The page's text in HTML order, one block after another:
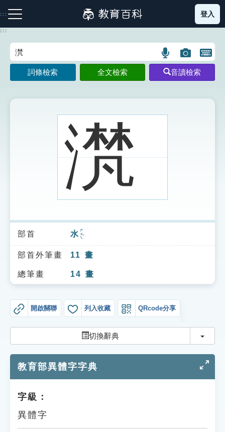
到
主
:::
注音索引圖示 筆畫索引圖示 部首索引表圖示
索引選單
知識索引
單字索引
遊戲專區
教學應用
貓頭鷹博士
登入
:::
語
言
搜
示
圖
片
搜
開
鍵
圖
詞條檢索 全文檢索 音讀檢索
滼
部首 水 ㄕㄨㄟˇ
部首外筆畫 11 畫
總筆畫 14 畫
開啟關聯 列入收藏 QRcode分享
切換辭典 切換
教育部異體字字典
字級：
異體字